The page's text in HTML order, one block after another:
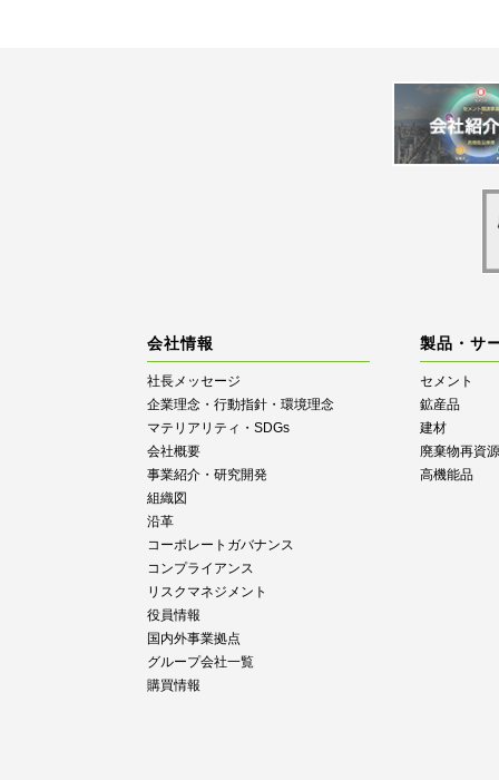
会社情報
社長メッセージ
企業理念・行動指針・環境理念
マテリアリティ・SDGs
会社概要
事業紹介・研究開発
組織図
沿革
コーポレートガバナンス
コンプライアンス
リスクマネジメント
役員情報
国内外事業拠点
グループ会社一覧
購買情報
製品・サ
セメント
鉱産品
建材
廃棄物再資
高機能品